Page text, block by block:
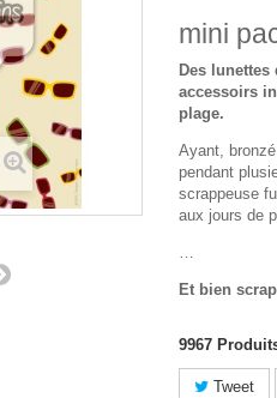
mini
Des
accessoirs
plage.
Ayant,
pendant
scrappeuse
aux jours de
…
Et bien
9967
Tweet